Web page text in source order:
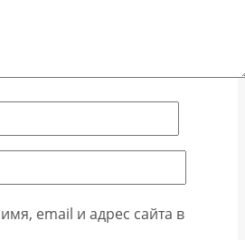
email и адрес сайта в